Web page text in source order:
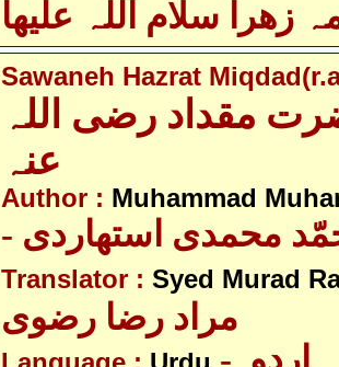
زھرا سلام اللہ علیھا
Sawaneh Hazrat
مقداد رضی اللہ
عنہ
Author : Muhammad
محمدی استھاردی
Translator : Syed Murad